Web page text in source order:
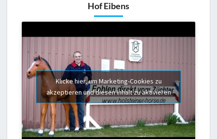
Hof Eibens
Klicke hier, um Marketing-Cookies zu
akzeptieren und diesen Inhalt zu aktivieren